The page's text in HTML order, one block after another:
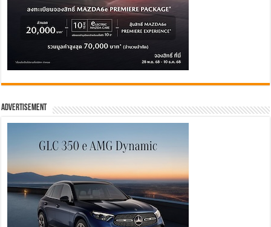
Advertisement